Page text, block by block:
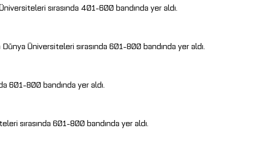
sırasında 401-600 bandında yer aldı.
Üniversiteleri sırasında 601-800 bandında yer aldı.
601-800 bandında yer aldı.
sırasında 601-800 bandında yer aldı.